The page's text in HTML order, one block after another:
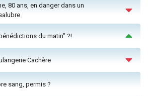
80 ans, en danger dans un
du matin" ?!
Cachère
sang, permis ?